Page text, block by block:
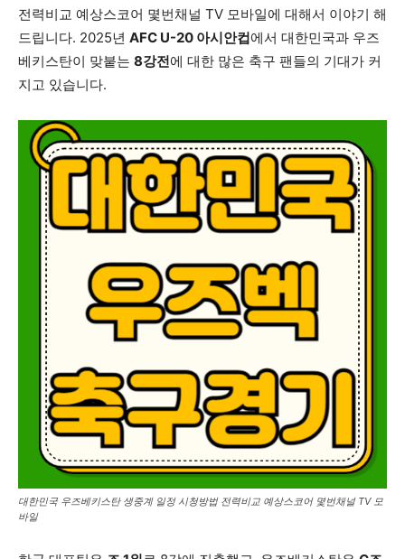
전력비교 예상스코어 몇번채널 TV 모바일에 대해서 이야기 해
드립니다. 2025년 AFC U-20 아시안컵에서 대한민국과 우즈
베키스탄이 맞붙는 8강전에 대한 많은 축구 팬들의 기대가 커
지고 있습니다.
대한민국 우즈베키스탄 생중계 일정 시청방법 전력비교 예상스코어 몇번채널 TV 모
바일